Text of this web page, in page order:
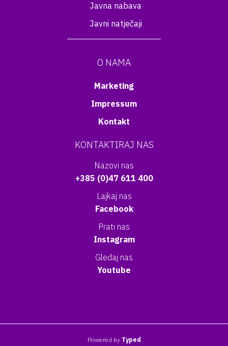
Javna nabava
Javni natječaji
O NAMA
Marketing
Impressum
Kontakt
KONTAKTIRAJ NAS
Nazovi nas
+385 (0)47 611 400
Lajkaj nas
Facebook
Prati nas
Instagram
Gledaj nas
Youtube
Powered by Typed